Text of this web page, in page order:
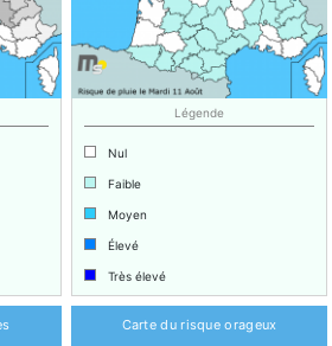
Légende
Nul
Faible
Moyen
Élevé
Très élevé
Carte du risque orageux